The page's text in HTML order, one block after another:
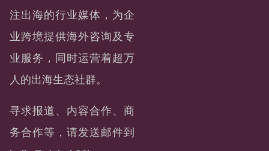
注出海的行业媒体，为企
业跨境提供海外咨询及专
业服务，同时运营着超万
人的出海生态社群。
寻求报道、内容合作、商
务合作等，请发送邮件到